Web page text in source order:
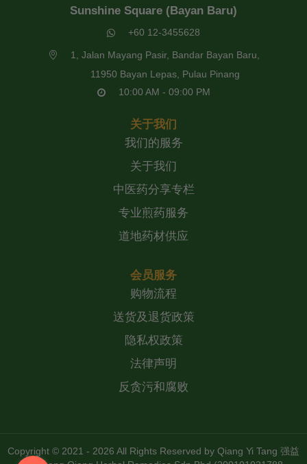
Sunshine Square (Bayan Baru)
+60 12-3455628
1, Jalan Mayang Pasir, Bandar Bayan Baru,
11950 Bayan Lepas, Pulau Pinang
10:00 AM - 09:00 PM
关于我们
我们的服务
关于我们
中医药分享专栏
专业煎药服务
道地药材供应
会员服务
购物流程
送货及退货政策
隐私权政策
法律声明
反贪污和腐败
Copyright © 2021 - 2026 All Rights Reserved by Qiang Yi Tang 强益